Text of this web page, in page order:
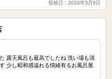
投稿日：2026年3月9日
露天風呂も最高でしたね 洗い場も清
少し昭和感溢れる情緒有るお風呂屋